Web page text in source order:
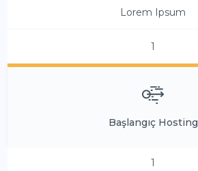
Lorem Ipsum
1
Başlangıç Hosting
1